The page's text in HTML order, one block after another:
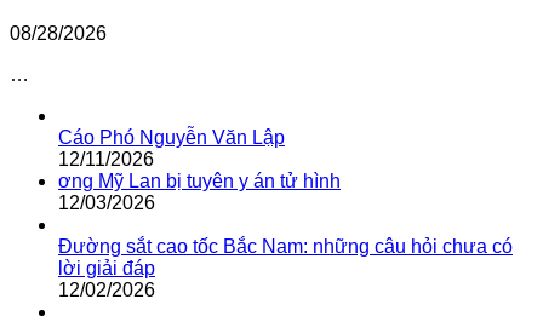
08/28/2026
…
Cáo Phó Nguyễn Văn Lập
12/11/2026
ơng Mỹ Lan bị tuyên y án tử hình
12/03/2026
Đường sắt cao tốc Bắc Nam: những câu hỏi chưa có
lời giải đáp
12/02/2026